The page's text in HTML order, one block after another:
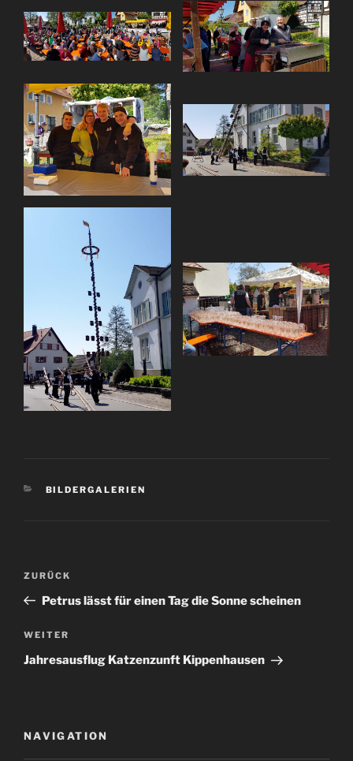
KATEGORIEN
BILDERGALERIEN
Beitragsnavigation
Vorheriger
Beitrag
ZURÜCK
Petrus lässt für einen Tag die Sonne scheinen
Nächster
Beitrag
WEITER
Jahresausflug Katzenzunft Kippenhausen
NAVIGATION